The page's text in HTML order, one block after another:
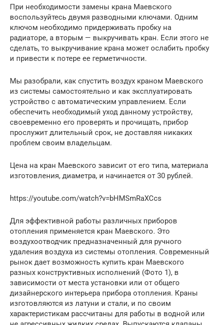
При необходимости замены крана Маевского
воспользуйтесь двумя разводными ключами. Одним
ключом необходимо придерживать пробку на
радиаторе, а вторым — выкручивать кран. Если этого не
сделать, то выкручивание крана может ослабить пробку
и привести к потере ее герметичности.
Мы разобрали, как спустить воздух краном Маевского
из системы самостоятельно и как эксплуатировать
устройство с автоматическим управлением. Если
обеспечить необходимый уход данному устройству,
своевременно его проверять и прочищать, прибор
прослужит длительный срок, не доставляя никаких
проблем своим владельцам.
Цена на кран Маевского зависит от его типа, материала
изготовления, диаметра, и начинается от 30 рублей.
https://youtube.com/watch?v=bHMSmRaXCcs
Для эффективной работы различных приборов
отопления применяется кран Маевского. Это
воздухоотводчик предназначенный для ручного
удаления воздуха из системы отопления. Современный
рынок дает возможность купить кран Маевского
разных конструктивных исполнений (Фото 1), в
зависимости от места установки или от общего
дизайнерского интерьера прибора отопления. Краны
изготовляются из латуни и стали, и по своим
характеристикам рассчитаны для работы в водной или